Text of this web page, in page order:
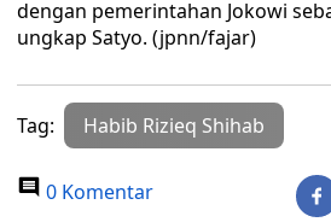
dengan pemerintahan Jokowi
ungkap Satyo. (jpnn/fajar)
Tag: Habib Rizieq Shihab
0 Komentar